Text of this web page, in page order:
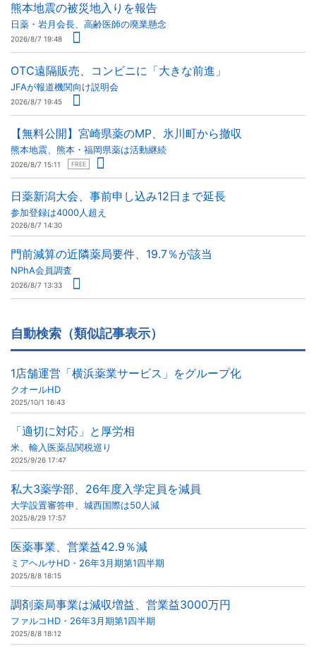
熊本地震の被災地入りを報告
日薬・岩月会長、高齢医師の廃業懸念
2026/8/7 19:48
OTC遠隔販売、コンビニに「大きな前進」
JFAが報道機関向け説明会
2026/8/7 19:45
【無料公開】宮崎県薬のMP、氷川町から撤収
熊本地震、熊本・福岡県薬は活動継続
2026/8/7 15:11 FREE
日薬新潟大会、事前申し込み12日まで延長
参加登録は4000人超え
2026/8/7 14:30
門前減算の近隣薬局要件、19.7％が該当
NPhA会員調査
2026/8/7 13:33
自動検索（類似記事表示）
1店舗運営「横浜薬業サービス」をグループ化
クオールHD
2025/10/1 16:43
「適切に対応」と厚労相
米、輸入医薬品関税巡り
2025/9/26 17:47
私大3薬学部、26年度入学定員を減員
大学設置審答申、城西国際は50人減
2025/8/29 17:57
医薬事業、営業益42.9％減
ミアヘルサHD・26年3月期第1四半期
2025/8/8 18:15
調剤薬局事業は減収増益、営業益3000万円
ファルコHD・26年3月期第1四半期
2025/8/8 18:12